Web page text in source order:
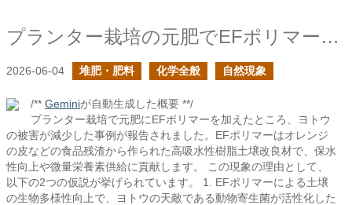
プランター栽培の元肥でEFポリマーを加えたらヨトウの被害が減ったのは何故？
2026-06-04 堆肥・肥料 化学全般 自然現象
/** Geminiが自動生成した概要 **/
プランター栽培で元肥にEFポリマーを加えたところ、ヨトウ
の被害が減少した事例が報告されました。EFポリマーはオレンジ
の皮などの食品残渣から作られた高吸水性樹脂土壌改良材で、保水
性向上や微量栄養素供給に貢献します。 この現象の理由として、
以下の2つの仮説が挙げられています。 1. EFポリマーによる土壌
の生物多様性向上で、ヨトウの天敵である動物寄生菌が活性化した